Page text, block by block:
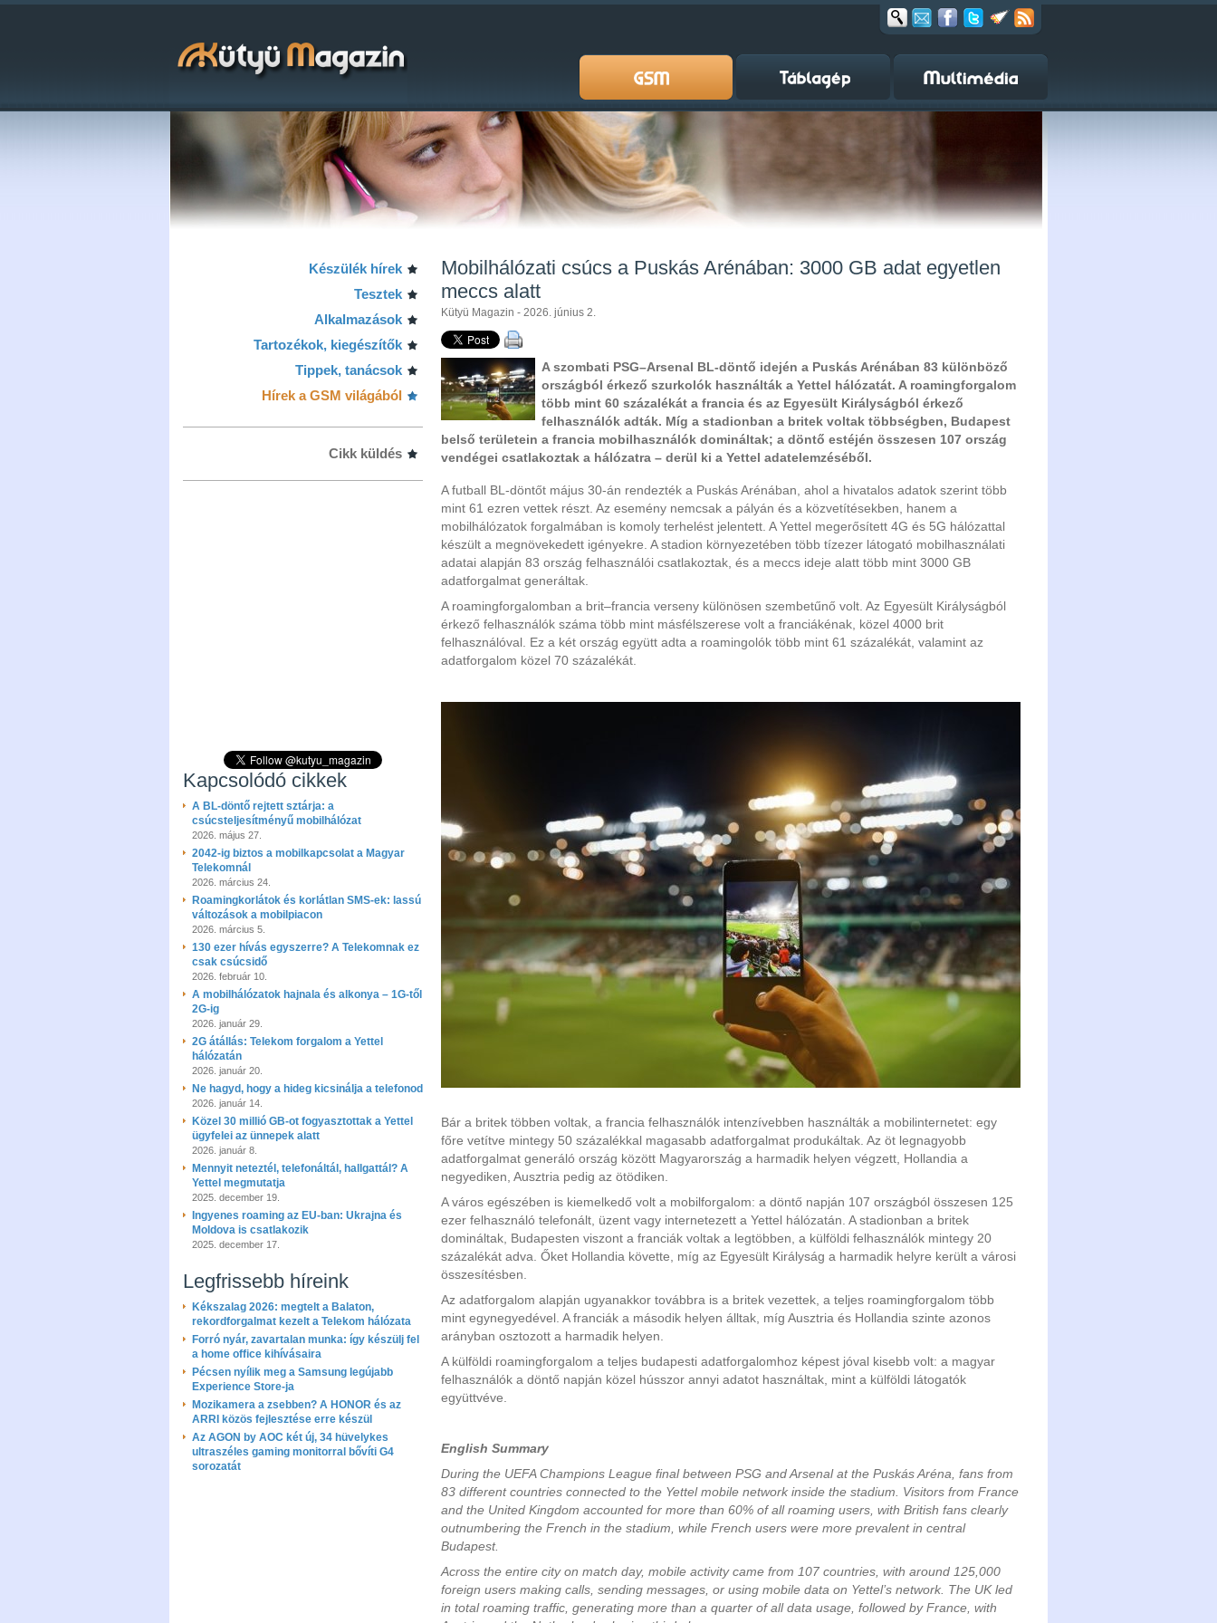
Készülék hírek
Tesztek
Alkalmazások
Tartozékok, kiegészítők
Tippek, tanácsok
Hírek a GSM világából
Cikk küldés
Kapcsolódó cikkek
A BL-döntő rejtett sztárja: a
csúcsteljesítményű mobilhálózat
2026. május 27.
2042-ig biztos a mobilkapcsolat a Magyar
Telekomnál
2026. március 24.
Roamingkorlátok és korlátlan SMS-ek: lassú
változások a mobilpiacon
2026. március 5.
130 ezer hívás egyszerre? A Telekomnak ez
csak csúcsidő
2026. február 10.
A mobilhálózatok hajnala és alkonya – 1G-től
2G-ig
2026. január 29.
2G átállás: Telekom forgalom a Yettel
hálózatán
2026. január 20.
Ne hagyd, hogy a hideg kicsinálja a telefonod
2026. január 14.
Közel 30 millió GB-ot fogyasztottak a Yettel
ügyfelei az ünnepek alatt
2026. január 8.
Mennyit neteztél, telefonáltál, hallgattál? A
Yettel megmutatja
2025. december 19.
Ingyenes roaming az EU-ban: Ukrajna és
Moldova is csatlakozik
2025. december 17.
Legfrissebb híreink
Kékszalag 2026: megtelt a Balaton,
rekordforgalmat kezelt a Telekom hálózata
Forró nyár, zavartalan munka: így készülj fel
a home office kihívásaira
Pécsen nyílik meg a Samsung legújabb
Experience Store-ja
Mozikamera a zsebben? A HONOR és az
ARRI közös fejlesztése erre készül
Az AGON by AOC két új, 34 hüvelykes
ultraszéles gaming monitorral bővíti G4
sorozatát
Mobilhálózati csúcs a Puskás Arénában: 3000 GB adat egyetlen
meccs alatt
Kütyü Magazin - 2026. június 2.
A szombati PSG–Arsenal BL-döntő idején a Puskás Arénában 83 különböző
országból érkező szurkolók használták a Yettel hálózatát. A roamingforgalom
több mint 60 százalékát a francia és az Egyesült Királyságból érkező
felhasználók adták. Míg a stadionban a britek voltak többségben, Budapest
belső területein a francia mobilhasználók domináltak; a döntő estéjén összesen 107 ország
vendégei csatlakoztak a hálózatra – derül ki a Yettel adatelemzéséből.
A futball BL-döntőt május 30-án rendezték a Puskás Arénában, ahol a hivatalos adatok szerint több
mint 61 ezren vettek részt. Az esemény nemcsak a pályán és a közvetítésekben, hanem a
mobilhálózatok forgalmában is komoly terhelést jelentett. A Yettel megerősített 4G és 5G hálózattal
készült a megnövekedett igényekre. A stadion környezetében több tízezer látogató mobilhasználati
adatai alapján 83 ország felhasználói csatlakoztak, és a meccs ideje alatt több mint 3000 GB
adatforgalmat generáltak.
A roamingforgalomban a brit–francia verseny különösen szembetűnő volt. Az Egyesült Királyságból
érkező felhasználók száma több mint másfélszerese volt a franciákénak, közel 4000 brit
felhasználóval. Ez a két ország együtt adta a roamingolók több mint 61 százalékát, valamint az
adatforgalom közel 70 százalékát.
Bár a britek többen voltak, a francia felhasználók intenzívebben használták a mobilinternetet: egy
főre vetítve mintegy 50 százalékkal magasabb adatforgalmat produkáltak. Az öt legnagyobb
adatforgalmat generáló ország között Magyarország a harmadik helyen végzett, Hollandia a
negyediken, Ausztria pedig az ötödiken.
A város egészében is kiemelkedő volt a mobilforgalom: a döntő napján 107 országból összesen 125
ezer felhasználó telefonált, üzent vagy internetezett a Yettel hálózatán. A stadionban a britek
domináltak, Budapesten viszont a franciák voltak a legtöbben, a külföldi felhasználók mintegy 20
százalékát adva. Őket Hollandia követte, míg az Egyesült Királyság a harmadik helyre került a városi
összesítésben.
Az adatforgalom alapján ugyanakkor továbbra is a britek vezettek, a teljes roamingforgalom több
mint egynegyedével. A franciák a második helyen álltak, míg Ausztria és Hollandia szinte azonos
arányban osztozott a harmadik helyen.
A külföldi roamingforgalom a teljes budapesti adatforgalomhoz képest jóval kisebb volt: a magyar
felhasználók a döntő napján közel hússzor annyi adatot használtak, mint a külföldi látogatók
együttvéve.
English Summary
During the UEFA Champions League final between PSG and Arsenal at the Puskás Aréna, fans from
83 different countries connected to the Yettel mobile network inside the stadium. Visitors from France
and the United Kingdom accounted for more than 60% of all roaming users, with British fans clearly
outnumbering the French in the stadium, while French users were more prevalent in central
Budapest.
Across the entire city on match day, mobile activity came from 107 countries, with around 125,000
foreign users making calls, sending messages, or using mobile data on Yettel’s network. The UK led
in total roaming traffic, generating more than a quarter of all data usage, followed by France, with